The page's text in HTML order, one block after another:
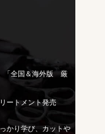
「全国＆海外版 厳
ートメント発売
かり学び、カットや